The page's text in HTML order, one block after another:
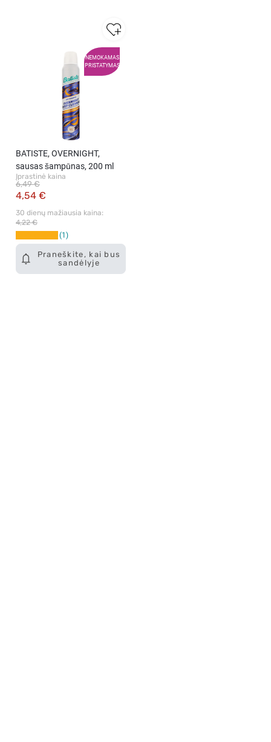
NEMOKAMAS
PRISTATYMAS
Praneškite, kai bus
sandėlyje
BATISTE, OVERNIGHT,
sausas šampūnas, 200 ml
Įprastinė kaina
4,54 €
6,49 €
30 dienų mažiausia kaina:
4,22 €
1